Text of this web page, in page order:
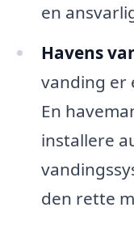
en
Havens
vanding er
En
installere
den rette